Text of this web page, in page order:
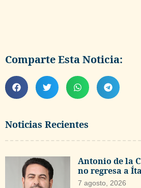
Noticias Recientes
Antonio de la
no regresa a
7 agosto, 2026
Comparte Esta Noticia: